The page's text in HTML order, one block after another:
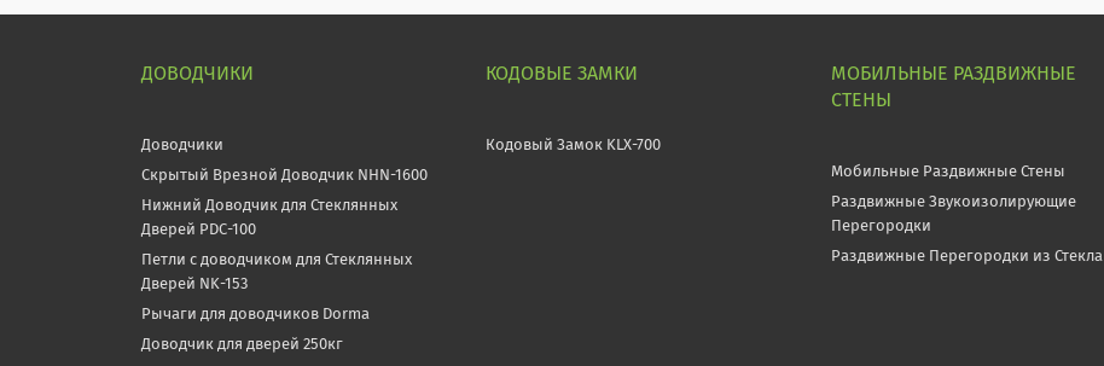
ДОВОДЧИКИ
Доводчики
Скрытый Врезной Доводчик NHN-1600
Нижний Доводчик для Стеклянных
Дверей PDC-100
Петли с доводчиком для Стеклянных
Дверей NK-153
Рычаги для доводчиков Dorma
Доводчик для дверей 250кг
КОДОВЫЕ ЗАМКИ
Кодовый Замок KLX-700
МОБИЛЬНЫЕ РАЗДВИЖНЫЕ
СТЕНЫ
Мобильные Раздвижные Стены
Раздвижные Звукоизолирующие
Перегородки
Раздвижные Перегородки из Стекла